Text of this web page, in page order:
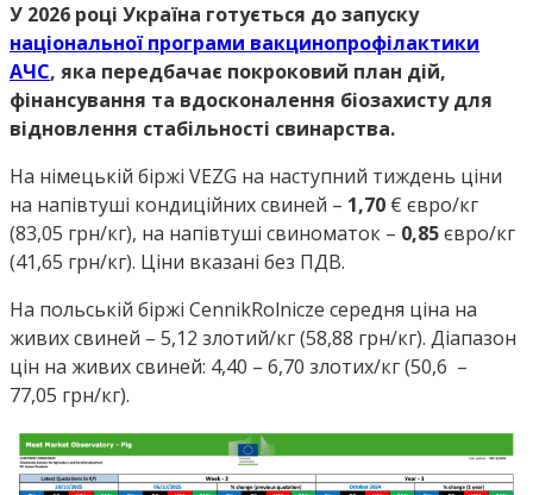
У 2026 році Україна готується до запуску
національної програми вакцинопрофілактики
АЧС, яка передбачає покроковий план дій,
фінансування та вдосконалення біозахисту для
відновлення стабільності свинарства.
На німецькій біржі VEZG на наступний тиждень ціни
на напівтуші кондиційних свиней – 1,70 € євро/кг
(83,05 грн/кг), на напівтуші свиноматок – 0,85євро/кг
(41,65 грн/кг). Ціни вказані без ПДВ.
На польській біржі CennikRolnicze середня ціна на
живих свиней – 5,12 злотий/кг (58,88 грн/кг). Діапазон
цін на живих свиней: 4,40 – 6,70 злотих/кг (50,6 –
77,05 грн/кг).